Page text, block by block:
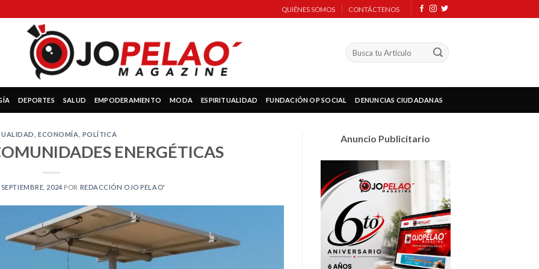
QUIÉNES SOMOS CONTÁCTENOS
DEPORTES SALUD EMPODERAMIENTO MODA ESPIRITUALIDAD FUNDACIÓN OP SOCIAL DENUNCIAS CIUDADANAS
,ECONOMÍA POLÍTICA
ENERGÉTICAS
SEPTIEMBRE, 2024 POR REDACCIÓN OJO PELAO'
Anuncio Publicitario